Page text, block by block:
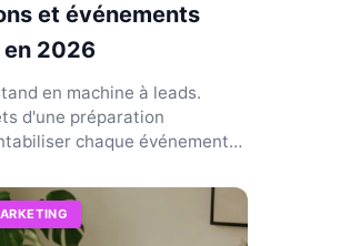
et événements
en 2026
en machine à leads.
d'une préparation
chaque événement